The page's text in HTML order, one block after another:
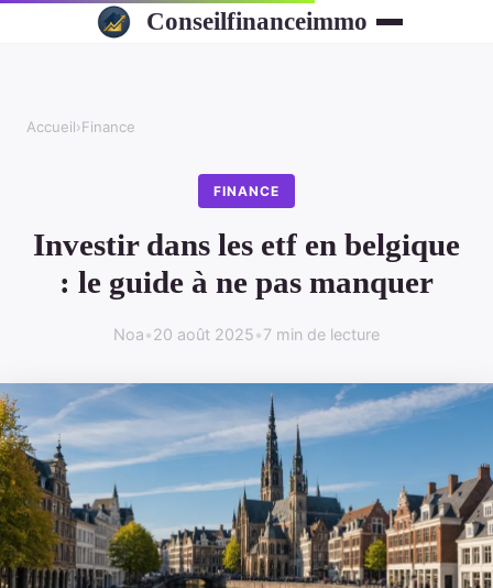
Conseilfinanceimmo
Accueil›Finance
FINANCE
Investir dans les etf en belgique
: le guide à ne pas manquer
Noa•20 août 2025•7 min de lecture